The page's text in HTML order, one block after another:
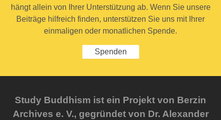
hängt allein von Ihrer Unterstützung ab. Wenn Sie unsere
Beiträge hilfreich finden, unterstützen Sie uns mit Ihrer
einmaligen oder monatlichen Spende.
Spenden
Study Buddhism ist ein Projekt von Berzin
Archives e. V., gegründet von Dr. Alexander